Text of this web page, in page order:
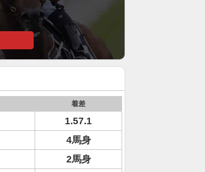
着差
1.57.1
4馬身
2馬身